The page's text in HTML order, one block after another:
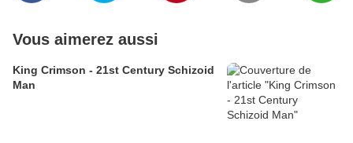
Vous aimerez aussi
King Crimson - 21st Century Schizoid
Man